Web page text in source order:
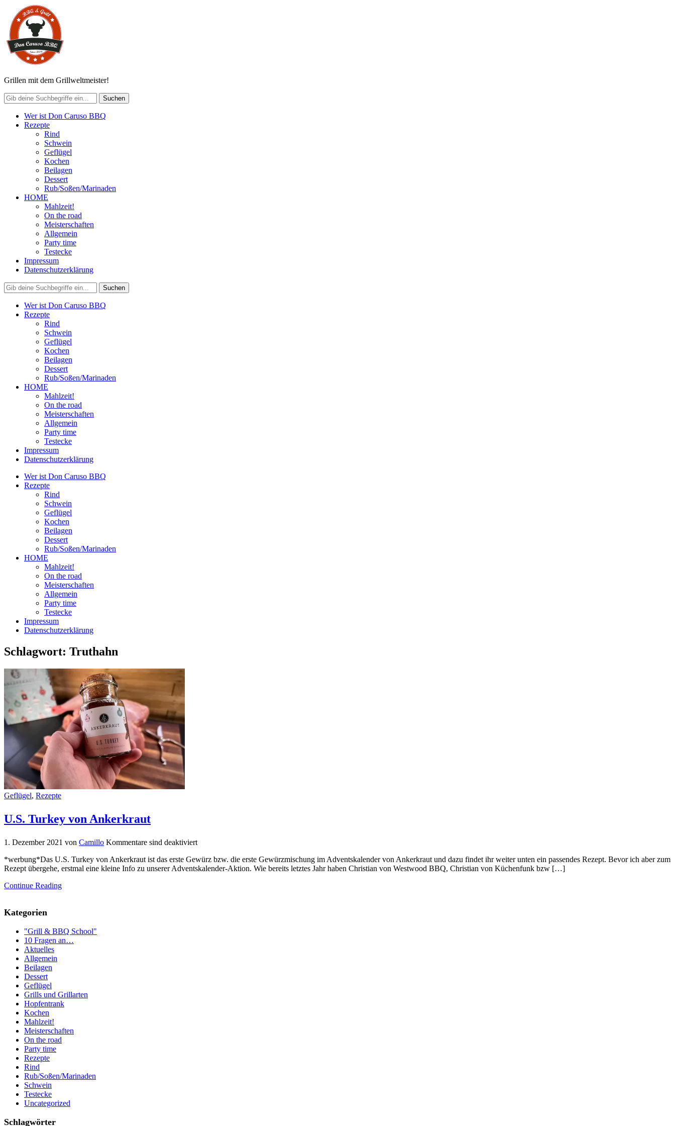
Grillen mit dem Grillweltmeister!
Wer ist Don Caruso BBQ
Rezepte
Rind
Schwein
Geflügel
Kochen
Beilagen
Dessert
Rub/Soßen/Marinaden
HOME
Mahlzeit!
On the road
Meisterschaften
Allgemein
Party time
Testecke
Impressum
Datenschutzerklärung
Wer ist Don Caruso BBQ
Rezepte
Rind
Schwein
Geflügel
Kochen
Beilagen
Dessert
Rub/Soßen/Marinaden
HOME
Mahlzeit!
On the road
Meisterschaften
Allgemein
Party time
Testecke
Impressum
Datenschutzerklärung
Wer ist Don Caruso BBQ
Rezepte
Rind
Schwein
Geflügel
Kochen
Beilagen
Dessert
Rub/Soßen/Marinaden
HOME
Mahlzeit!
On the road
Meisterschaften
Allgemein
Party time
Testecke
Impressum
Datenschutzerklärung
Schlagwort: Truthahn
Geflügel, Rezepte
U.S. Turkey von Ankerkraut
1. Dezember 2021 von Camillo Kommentare sind deaktiviert
*werbung*Das U.S. Turkey von Ankerkraut ist das erste Gewürz bzw. die erste Gewürzmischung im Adventskalender von Ankerkraut und dazu findet ihr weiter unten ein passendes Rezept. Bevor ich aber zum
Rezept übergehe, erstmal eine kleine Info zu unserer Adventskalender-Aktion. Wie bereits letztes Jahr haben Christian von Westwood BBQ, Christian von Küchenfunk bzw […]
Continue Reading
Kategorien
"Grill & BBQ School"
10 Fragen an…
Aktuelles
Allgemein
Beilagen
Dessert
Geflügel
Grills und Grillarten
Hopfentrank
Kochen
Mahlzeit!
Meisterschaften
On the road
Party time
Rezepte
Rind
Rub/Soßen/Marinaden
Schwein
Testecke
Uncategorized
Schlagwörter